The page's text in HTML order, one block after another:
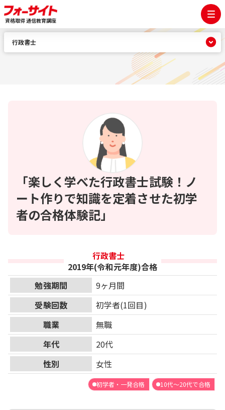
資格取得 通信教育講座
「楽しく学べた行政書士試験！ノ
ート作りで知識を定着させた初学
者の合格体験記」
行政書士
2019年(令和元年度)合格
勉強期間
9ヶ月間
受験回数
初学者(1回目)
職業
無職
年代
20代
性別
女性
初学者・一発合格 10代～20代で合格
行政書士